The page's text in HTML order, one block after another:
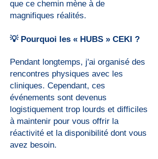
que ce chemin mène à de
magnifiques réalités.
💡 Pourquoi les « HUBS » CEKI ?
Pendant longtemps, j'ai organisé des
rencontres physiques avec les
cliniques. Cependant, ces
événements sont devenus
logistiquement trop lourds et difficiles
à maintenir pour vous offrir la
réactivité et la disponibilité dont vous
avez besoin.